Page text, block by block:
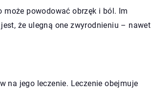
powodować obrzęk i ból. Im
że ulegną one zwyrodnieniu – nawet
na jego leczenie. Leczenie obejmuje